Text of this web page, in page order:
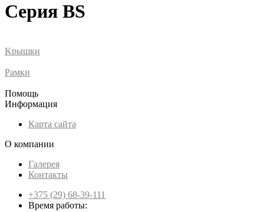
Серия BS
Kрышки
Рамки
Помощь
Информация
Карта сайта
О компании
Галерея
Контакты
+375 (29) 68-39-111
Время работы: